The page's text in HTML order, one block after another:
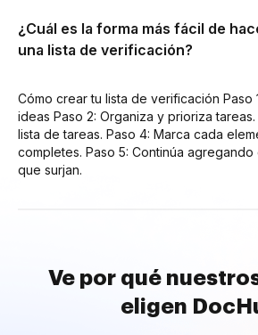
¿Cuál es la forma más fácil de
una lista de verificación?
Cómo crear tu lista de verificación Paso
ideas Paso 2: Organiza y prioriza
lista de tareas. Paso 4: Marca cada
completes. Paso 5: Continúa
que surjan.
Ve por qué
eligen